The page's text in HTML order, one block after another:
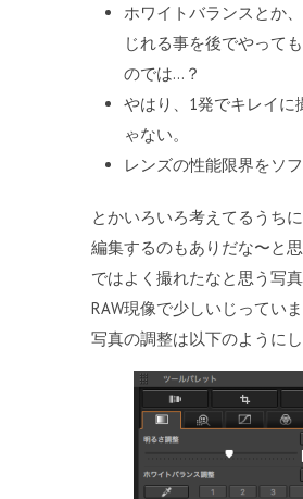
ホワイトバランスとか
じれる事を後でやって
のでは…？
やはり、1発でキレイに
ゃない。
レンズの性能限界をソ
とかいろいろ考えてるうち
編集するのもありだな〜と
ではよく撮れたなと思う写
RAW現像で少しいじってい
写真の調整は以下のようにし